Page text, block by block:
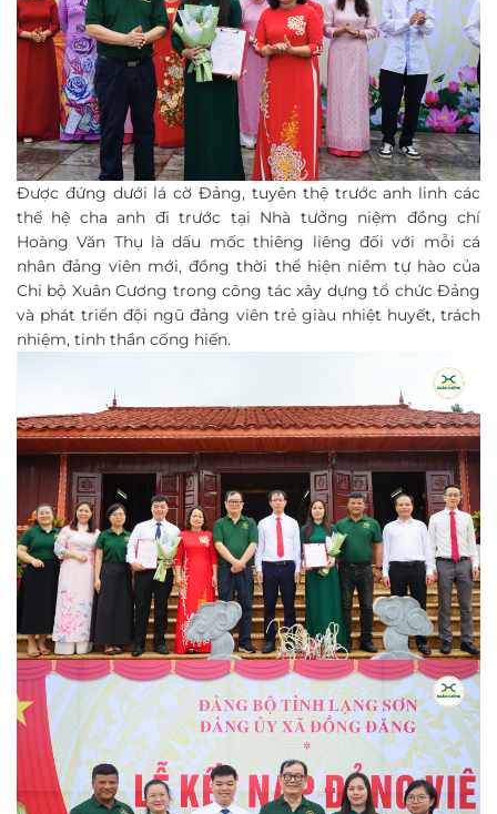
Được đứng dưới lá cờ Đảng, tuyên thệ trước anh linh các
thế hệ cha anh đi trước tại Nhà tưởng niệm đồng chí
Hoàng Văn Thụ là dấu mốc thiêng liêng đối với mỗi cá
nhân đảng viên mới, đồng thời thể hiện niềm tự hào của
Chi bộ Xuân Cương trong công tác xây dựng tổ chức Đảng
và phát triển đội ngũ đảng viên trẻ giàu nhiệt huyết, trách
nhiệm, tinh thần cống hiến.